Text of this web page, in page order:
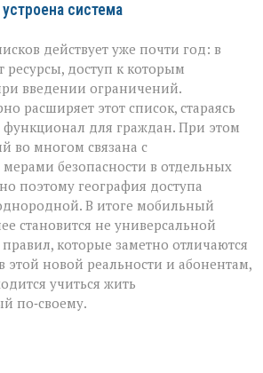
система
действует уже почти год: в
ресурсы, доступ к которым
введении ограничений.
расширяет этот список, стараясь
функционал для граждан. При этом
во многом связана с
безопасности в отдельных
поэтому география доступа
В итоге мобильный
становится не универсальной
которые заметно отличаются
этой новой реальности и абонентам,
учиться жить
по‑своему.